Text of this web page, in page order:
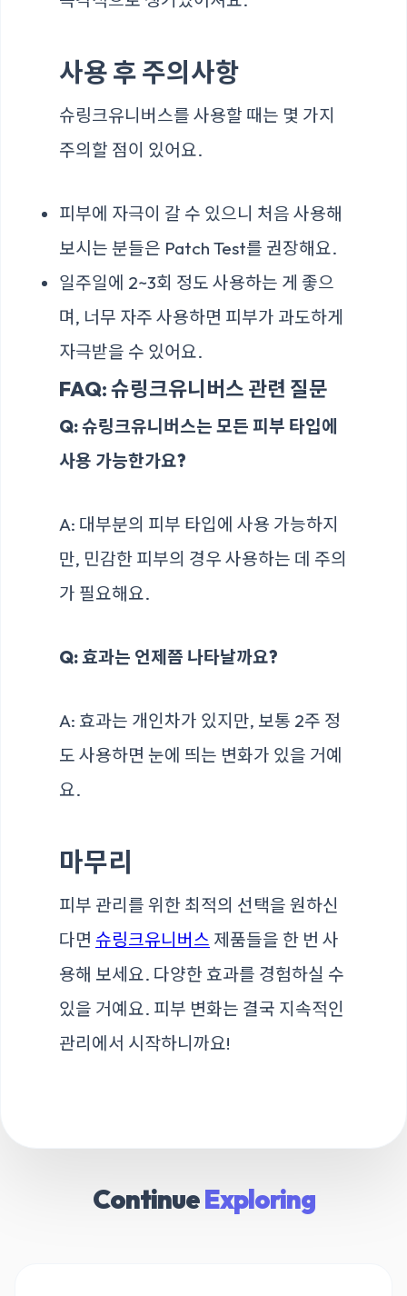
사용 후 주의사항
슈링크유니버스를 사용할 때는 몇 가지
주의할 점이 있어요.
피부에 자극이 갈 수 있으니 처음 사용해
보시는 분들은 Patch Test를 권장해요.
일주일에 2~3회 정도 사용하는 게 좋으
며, 너무 자주 사용하면 피부가 과도하게
자극받을 수 있어요.
FAQ: 슈링크유니버스 관련 질문
Q: 슈링크유니버스는 모든 피부 타입에
사용 가능한가요?
A: 대부분의 피부 타입에 사용 가능하지
만, 민감한 피부의 경우 사용하는 데 주의
가 필요해요.
Q: 효과는 언제쯤 나타날까요?
A: 효과는 개인차가 있지만, 보통 2주 정
도 사용하면 눈에 띄는 변화가 있을 거예
요.
마무리
피부 관리를 위한 최적의 선택을 원하신
다면 슈링크유니버스 제품들을 한 번 사
용해 보세요. 다양한 효과를 경험하실 수
있을 거예요. 피부 변화는 결국 지속적인
관리에서 시작하니까요!
ContinueExploring